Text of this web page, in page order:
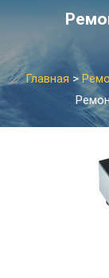
Главная >